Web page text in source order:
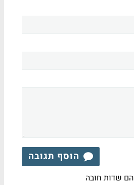
הוסף תגובה
הם שדות חובה